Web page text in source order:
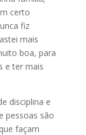
certo
fiz
mais
boa, para
e ter mais
disciplina e
pessoas são
façam